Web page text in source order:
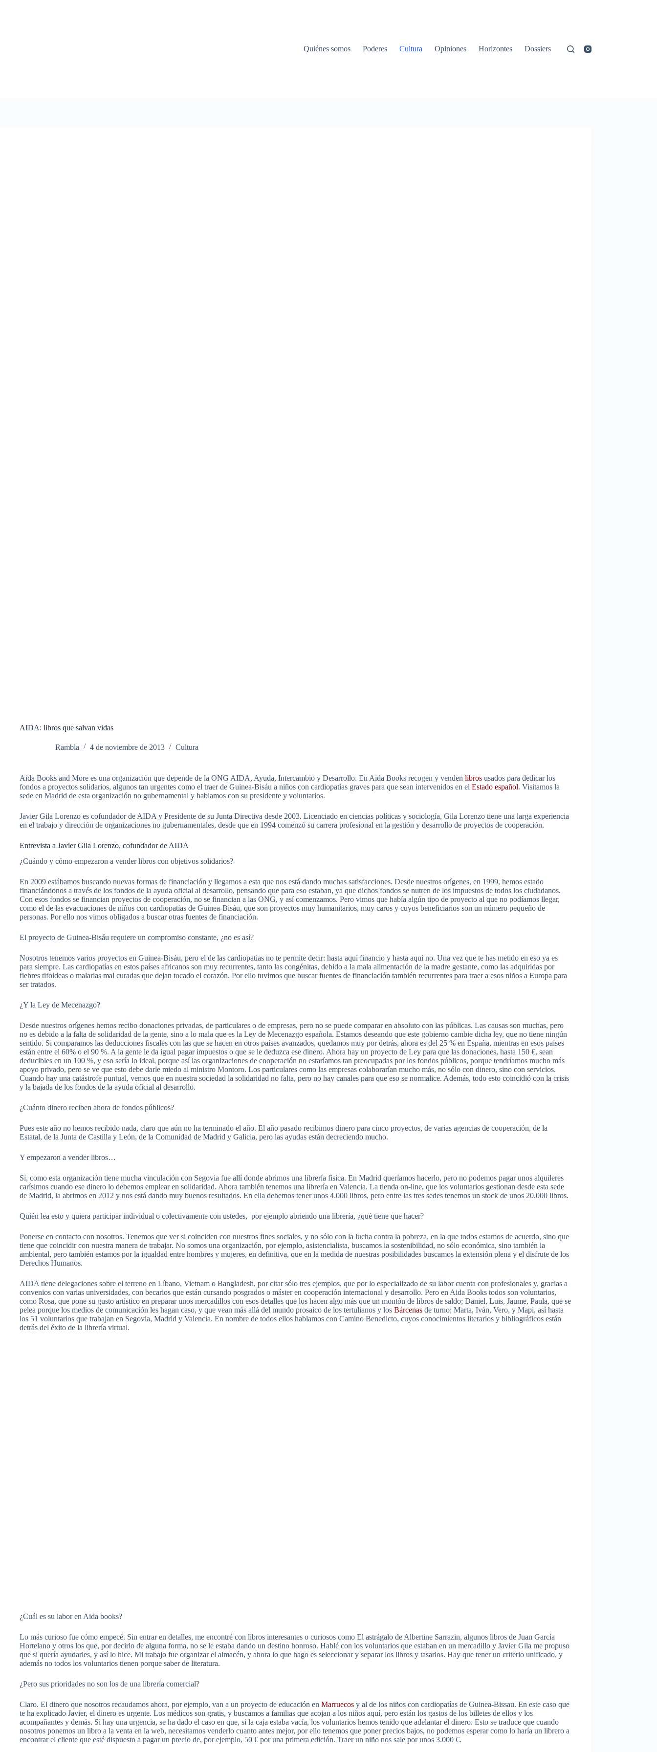
Quiénes somos Poderes Cultura Opiniones Horizontes Dossiers
AIDA: libros que salvan vidas
Rambla 4 de noviembre de 2013 Cultura
Aida Books and More es una organización que depende de la ONG AIDA, Ayuda, Intercambio y Desarrollo. En Aida Books recogen y venden libros usados para dedicar los
fondos a proyectos solidarios, algunos tan urgentes como el traer de Guinea-Bisáu a niños con cardiopatías graves para que sean intervenidos en el Estado español. Visitamos la
sede en Madrid de esta organización no gubernamental y hablamos con su presidente y voluntarios.
Javier Gila Lorenzo es cofundador de AIDA y Presidente de su Junta Directiva desde 2003. Licenciado en ciencias políticas y sociología, Gila Lorenzo tiene una larga experiencia
en el trabajo y dirección de organizaciones no gubernamentales, desde que en 1994 comenzó su carrera profesional en la gestión y desarrollo de proyectos de cooperación.
Entrevista a Javier Gila Lorenzo, cofundador de AIDA
¿Cuándo y cómo empezaron a vender libros con objetivos solidarios?
En 2009 estábamos buscando nuevas formas de financiación y llegamos a esta que nos está dando muchas satisfacciones. Desde nuestros orígenes, en 1999, hemos estado
financiándonos a través de los fondos de la ayuda oficial al desarrollo, pensando que para eso estaban, ya que dichos fondos se nutren de los impuestos de todos los ciudadanos.
Con esos fondos se financian proyectos de cooperación, no se financian a las ONG, y así comenzamos. Pero vimos que había algún tipo de proyecto al que no podíamos llegar,
como el de las evacuaciones de niños con cardiopatías de Guinea-Bisáu, que son proyectos muy humanitarios, muy caros y cuyos beneficiarios son un número pequeño de
personas. Por ello nos vimos obligados a buscar otras fuentes de financiación.
El proyecto de Guinea-Bisáu requiere un compromiso constante, ¿no es así?
Nosotros tenemos varios proyectos en Guinea-Bisáu, pero el de las cardiopatías no te permite decir: hasta aquí financio y hasta aquí no. Una vez que te has metido en eso ya es
para siempre. Las cardiopatías en estos países africanos son muy recurrentes, tanto las congénitas, debido a la mala alimentación de la madre gestante, como las adquiridas por
fiebres tifoideas o malarias mal curadas que dejan tocado el corazón. Por ello tuvimos que buscar fuentes de financiación también recurrentes para traer a esos niños a Europa para
ser tratados.
¿Y la Ley de Mecenazgo?
Desde nuestros orígenes hemos recibo donaciones privadas, de particulares o de empresas, pero no se puede comparar en absoluto con las públicas. Las causas son muchas, pero
no es debido a la falta de solidaridad de la gente, sino a lo mala que es la Ley de Mecenazgo española. Estamos deseando que este gobierno cambie dicha ley, que no tiene ningún
sentido. Si comparamos las deducciones fiscales con las que se hacen en otros países avanzados, quedamos muy por detrás, ahora es del 25 % en España, mientras en esos países
están entre el 60% o el 90 %. A la gente le da igual pagar impuestos o que se le deduzca ese dinero. Ahora hay un proyecto de Ley para que las donaciones, hasta 150 €, sean
deducibles en un 100 %, y eso sería lo ideal, porque así las organizaciones de cooperación no estaríamos tan preocupadas por los fondos públicos, porque tendríamos mucho más
apoyo privado, pero se ve que esto debe darle miedo al ministro Montoro. Los particulares como las empresas colaborarían mucho más, no sólo con dinero, sino con servicios.
Cuando hay una catástrofe puntual, vemos que en nuestra sociedad la solidaridad no falta, pero no hay canales para que eso se normalice. Además, todo esto coincidió con la crisis
y la bajada de los fondos de la ayuda oficial al desarrollo.
¿Cuánto dinero reciben ahora de fondos públicos?
Pues este año no hemos recibido nada, claro que aún no ha terminado el año. El año pasado recibimos dinero para cinco proyectos, de varias agencias de cooperación, de la
Estatal, de la Junta de Castilla y León, de la Comunidad de Madrid y Galicia, pero las ayudas están decreciendo mucho.
Y empezaron a vender libros…
Sí, como esta organización tiene mucha vinculación con Segovia fue allí donde abrimos una librería física. En Madrid queríamos hacerlo, pero no podemos pagar unos alquileres
carísimos cuando ese dinero lo debemos emplear en solidaridad. Ahora también tenemos una librería en Valencia. La tienda on-line, que los voluntarios gestionan desde esta sede
de Madrid, la abrimos en 2012 y nos está dando muy buenos resultados. En ella debemos tener unos 4.000 libros, pero entre las tres sedes tenemos un stock de unos 20.000 libros.
Quién lea esto y quiera participar individual o colectivamente con ustedes, por ejemplo abriendo una librería, ¿qué tiene que hacer?
Ponerse en contacto con nosotros. Tenemos que ver si coinciden con nuestros fines sociales, y no sólo con la lucha contra la pobreza, en la que todos estamos de acuerdo, sino que
tiene que coincidir con nuestra manera de trabajar. No somos una organización, por ejemplo, asistencialista, buscamos la sostenibilidad, no sólo económica, sino también la
ambiental, pero también estamos por la igualdad entre hombres y mujeres, en definitiva, que en la medida de nuestras posibilidades buscamos la extensión plena y el disfrute de los
Derechos Humanos.
AIDA tiene delegaciones sobre el terreno en Líbano, Vietnam o Bangladesh, por citar sólo tres ejemplos, que por lo especializado de su labor cuenta con profesionales y, gracias a
convenios con varias universidades, con becarios que están cursando posgrados o máster en cooperación internacional y desarrollo. Pero en Aida Books todos son voluntarios,
como Rosa, que pone su gusto artístico en preparar unos mercadillos con esos detalles que los hacen algo más que un montón de libros de saldo; Daniel, Luis, Jaume, Paula, que se
pelea porque los medios de comunicación les hagan caso, y que vean más allá del mundo prosaico de los tertulianos y los Bárcenas de turno; Marta, Iván, Vero, y Mapi, así hasta
los 51 voluntarios que trabajan en Segovia, Madrid y Valencia. En nombre de todos ellos hablamos con Camino Benedicto, cuyos conocimientos literarios y bibliográficos están
detrás del éxito de la librería virtual.
¿Cuál es su labor en Aida books?
Lo más curioso fue cómo empecé. Sin entrar en detalles, me encontré con libros interesantes o curiosos como El astrágalo de Albertine Sarrazin, algunos libros de Juan García
Hortelano y otros los que, por decirlo de alguna forma, no se le estaba dando un destino honroso. Hablé con los voluntarios que estaban en un mercadillo y Javier Gila me propuso
que si quería ayudarles, y así lo hice. Mi trabajo fue organizar el almacén, y ahora lo que hago es seleccionar y separar los libros y tasarlos. Hay que tener un criterio unificado, y
además no todos los voluntarios tienen porque saber de literatura.
¿Pero sus prioridades no son los de una librería comercial?
Claro. El dinero que nosotros recaudamos ahora, por ejemplo, van a un proyecto de educación en Marruecos y al de los niños con cardiopatías de Guinea-Bissau. En este caso que
te ha explicado Javier, el dinero es urgente. Los médicos son gratis, y buscamos a familias que acojan a los niños aquí, pero están los gastos de los billetes de ellos y los
acompañantes y demás. Si hay una urgencia, se ha dado el caso en que, si la caja estaba vacía, los voluntarios hemos tenido que adelantar el dinero. Esto se traduce que cuando
nosotros ponemos un libro a la venta en la web, necesitamos venderlo cuanto antes mejor, por ello tenemos que poner precios bajos, no podemos esperar como lo haría un librero a
encontrar el cliente que esté dispuesto a pagar un precio de, por ejemplo, 50 € por una primera edición. Traer un niño nos sale por unos 3.000 €.